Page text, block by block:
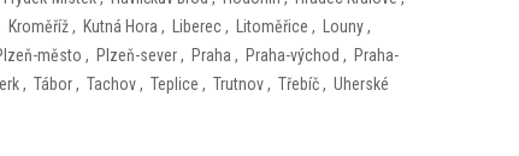
Kroměříž, Kutná Hora , Liberec, Litoměřice , Louny,
město , Plzeň-sever, Praha , Praha-východ , Praha-
, Tábor, Tachov, Teplice , Trutnov, Třebíč, Uherské